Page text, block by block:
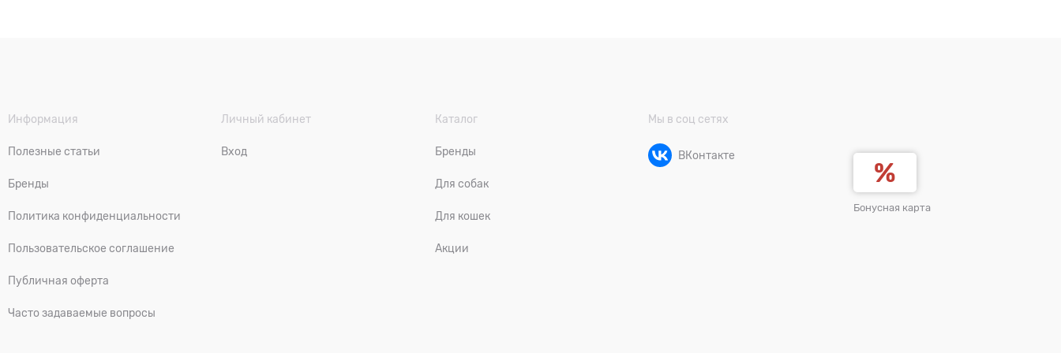
Информация
Полезные статьи
Бренды
Политика конфиденциальности
Пользовательское соглашение
Публичная оферта
Часто задаваемые вопросы
Личный кабинет
Вход
Каталог
Бренды
Для собак
Для кошек
Акции
Мы в соц сетях
ВКонтакте
Бонусная карта